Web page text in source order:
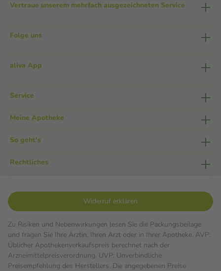
Vertraue unserem mehrfach ausgezeichneten Service
Folge uns
aliva App
Service
Meine Apotheke
So geht's
Rechtliches
Widerruf erklären
Zu Risiken und Nebenwirkungen lesen Sie die Packungsbeilage
und fragen Sie Ihre Ärztin, Ihren Arzt oder in Ihrer Apotheke. AVP:
Üblicher Apothekenverkaufspreis berechnet nach der
Arzneimittelpreisverordnung. UVP: Unverbindliche
Preisempfehlung des Herstellers. Die angegebenen Preise